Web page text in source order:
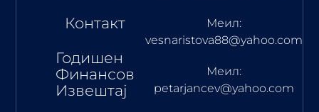
Контакт
Годишен
Финансов
Извештај
Меил:
vesnaristova88@yahoo.com
Меил:
petarjancev@yahoo.com